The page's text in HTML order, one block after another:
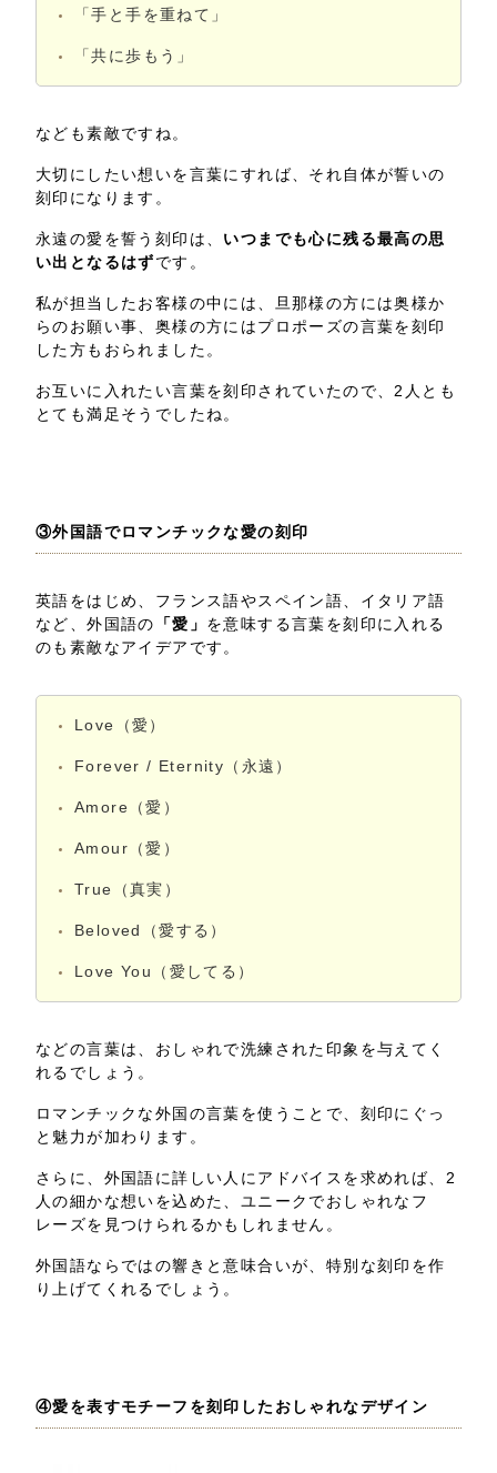
「手と手を重ねて」
「共に歩もう」
なども素敵ですね。
大切にしたい想いを言葉にすれば、それ自体が誓いの
刻印になります。
永遠の愛を誓う刻印は、 いつまでも心に残る最高の思
い出となるはずです。
私が担当したお客様の中には、旦那様の方には奥様か
らのお願い事、奥様の方にはプロポーズの言葉を刻印
した方もおられました。
お互いに入れたい言葉を刻印されていたので、2人とも
とても満足そうでしたね。
③外国語でロマンチックな愛の刻印
英語をはじめ、フランス語やスペイン語、イタリア語
など、外国語の
「愛」 を意味する言葉を刻印に入れる
のも素敵なアイデアです。
Love（愛）
Forever / Eternity（永遠）
Amore（愛）
Amour（愛）
True（真実）
Beloved（愛する）
Love You（愛してる）
などの言葉は、おしゃれで洗練された印象を与えてく
れるでしょう。
ロマンチックな外国の言葉を使うことで、刻印にぐっ
と魅力が加わります。
さらに、外国語に詳しい人にアドバイスを求めれば、2
人の細かな想いを込めた、ユニークでおしゃれなフ
レーズを見つけられるかもしれません。
外国語ならではの響きと意味合いが、特別な刻印を作
り上げてくれるでしょう。
④愛を表すモチーフを刻印したおしゃれなデザイン